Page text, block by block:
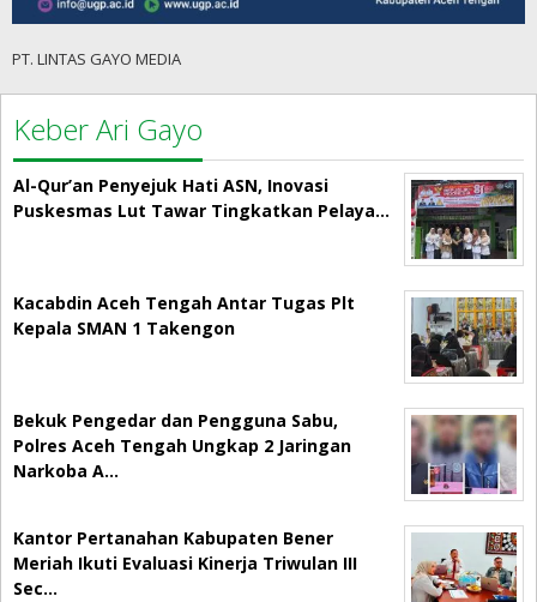
PT. LINTAS GAYO MEDIA
Keber Ari Gayo
Al-Qur’an Penyejuk Hati ASN, Inovasi
Puskesmas Lut Tawar Tingkatkan Pelaya…
Kacabdin Aceh Tengah Antar Tugas Plt
Kepala SMAN 1 Takengon
Bekuk Pengedar dan Pengguna Sabu,
Polres Aceh Tengah Ungkap 2 Jaringan
Narkoba A…
Kantor Pertanahan Kabupaten Bener
Meriah Ikuti Evaluasi Kinerja Triwulan III
Sec…